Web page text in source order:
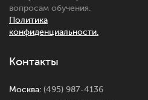
вопросам обучения.
Политика
конфиденциальности.
Контакты
Москва: (495) 987-4136